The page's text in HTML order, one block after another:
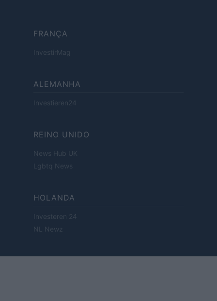
FRANÇA
InvestirMag
ALEMANHA
Investieren24
REINO UNIDO
News Hub UK
Lgbtq News
HOLANDA
Investeren 24
NL Newz